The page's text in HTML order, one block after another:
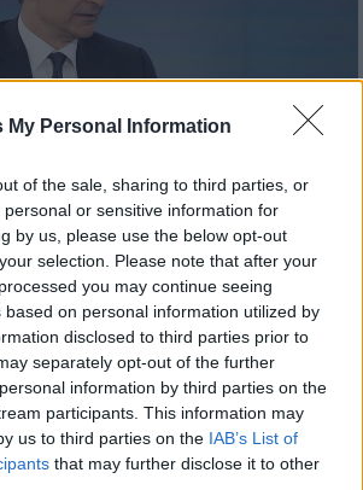
My Personal Information
of the sale, sharing to third parties, or
or sensitive information for
by us, please use the below opt-out
selection. Please note that after your
you may continue seeing
based on personal information utilized by
disclosed to third parties prior to
separately opt-out of the further
information by third parties on the
participants. This information may
us to third parties on the IAB’s List of
that may further disclose it to other
(Eurokinissi)
το ΕΘΝΟΣ στη Google
στην υπόθεση τουΑλέξη
την καταγγελία για
σε βάρος του, έκανε
Κυριάκος Μητσοτάκης,
του στην Κέρκυρα.